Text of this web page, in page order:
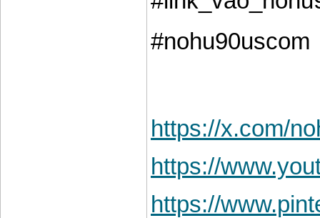
#nohu90uscom
https://x.com/
https://
https://